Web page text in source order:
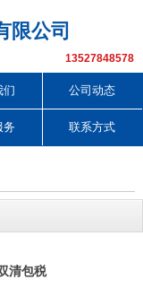
限公司
13527848578
们 公司动态
务 联系方式
清包税